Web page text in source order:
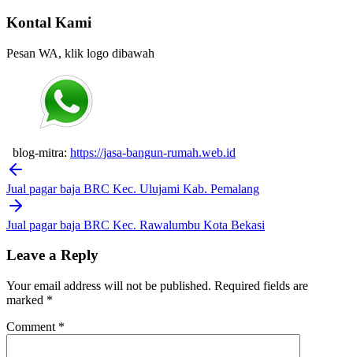
Kontal Kami
Pesan WA, klik logo dibawah
blog-mitra: https://jasa-bangun-rumah.web.id
Post
navigation
Jual pagar baja BRC Kec. Ulujami Kab. Pemalang
Jual pagar baja BRC Kec. Rawalumbu Kota Bekasi
Leave a Reply
Your email address will not be published. Required fields are
marked *
Comment *